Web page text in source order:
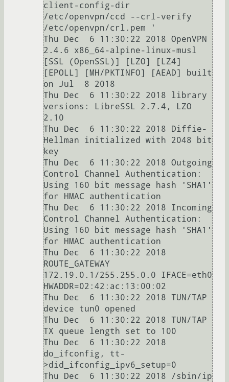
client-config-dir
/etc/openvpn/ccd --crl-verify
/etc/openvpn/crl.pem '
Thu Dec  6 11:30:22 2018 OpenVPN
2.4.6 x86_64-alpine-linux-musl
[SSL (OpenSSL)] [LZO] [LZ4]
[EPOLL] [MH/PKTINFO] [AEAD] built
on Jul  8 2018
Thu Dec  6 11:30:22 2018 library
versions: LibreSSL 2.7.4, LZO
2.10
Thu Dec  6 11:30:22 2018 Diffie-
Hellman initialized with 2048 bit
key
Thu Dec  6 11:30:22 2018 Outgoing
Control Channel Authentication:
Using 160 bit message hash 'SHA1'
for HMAC authentication
Thu Dec  6 11:30:22 2018 Incoming
Control Channel Authentication:
Using 160 bit message hash 'SHA1'
for HMAC authentication
Thu Dec  6 11:30:22 2018
ROUTE_GATEWAY
172.19.0.1/255.255.0.0 IFACE=eth0
HWADDR=02:42:ac:13:00:02
Thu Dec  6 11:30:22 2018 TUN/TAP
device tun0 opened
Thu Dec  6 11:30:22 2018 TUN/TAP
TX queue length set to 100
Thu Dec  6 11:30:22 2018
do_ifconfig, tt-
>did_ifconfig_ipv6_setup=0
Thu Dec  6 11:30:22 2018 /sbin/ip